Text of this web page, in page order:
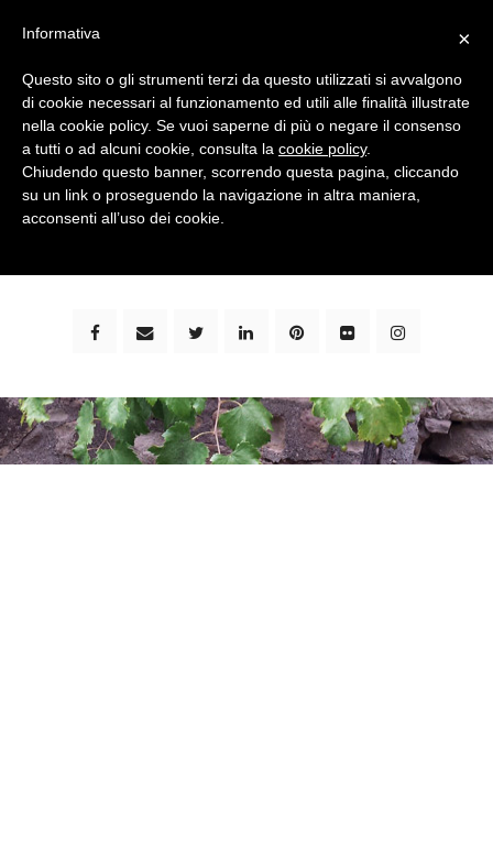
bimbi e viaggi - family travel blog: community #1 in
×
Informativa
Questo sito o gli strumenti terzi da questo utilizzati si avvalgono
di cookie necessari al funzionamento ed utili alle finalità illustrate
nella cookie policy. Se vuoi saperne di più o negare il consenso
a tutti o ad alcuni cookie, consulta la cookie policy.
Chiudendo questo banner, scorrendo questa pagina, cliccando
su un link o proseguendo la navigazione in altra maniera,
acconsenti all’uso dei cookie.